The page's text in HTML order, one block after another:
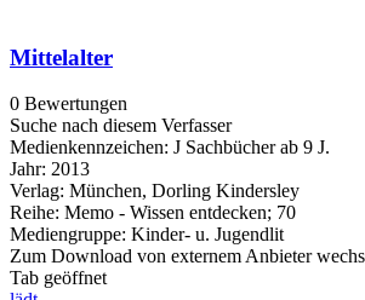
Mittelalter
0 Bewertungen
Suche nach diesem Verfasser
Medienkennzeichen: J Sachbücher ab 9 J.
Jahr: 2013
Verlag: München, Dorling Kindersley
Reihe: Memo - Wissen entdecken; 70
Mediengruppe: Kinder- u. Jugendlit
Zum Download von externem Anbieter
Tab geöffnet